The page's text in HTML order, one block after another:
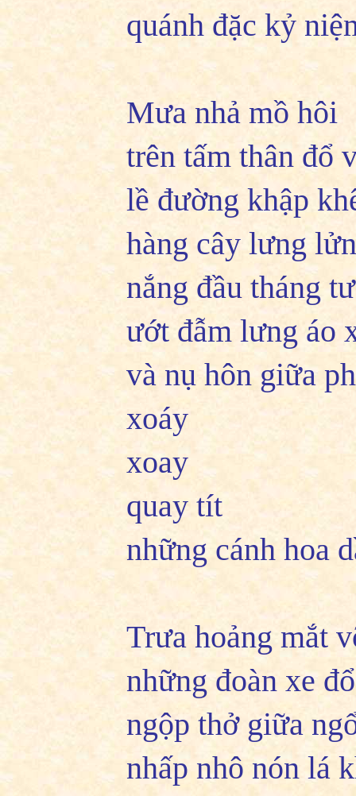
quánh đặc kỷ
Mưa nhả mồ hôi
trên tấm thân đổ
lề đường khập
hàng cây lưng
nắng đầu tháng
ướt đẫm lưng áo
và nụ hôn giữa
xoáy
xoay
quay tít
những cánh hoa
Trưa hoảng mắt
những đoàn xe
ngộp thở giữa
nhấp nhô nón lá